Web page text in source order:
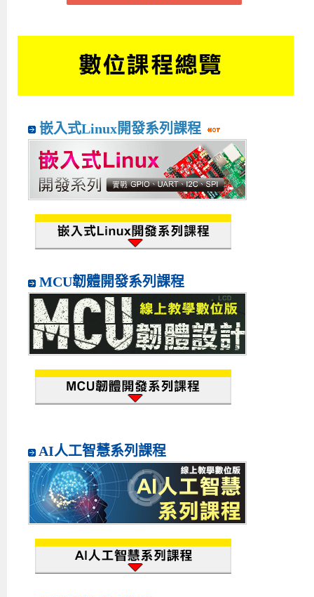
嵌入式Linux開發系列課程
MCU韌體開發系列課程
AI人工智慧系列課程